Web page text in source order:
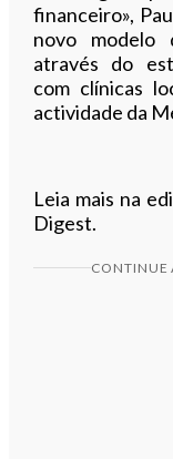
financeiro»,
novo modelo
através do
com clínicas
actividade da
Leia mais na
Digest.
CONTINUE